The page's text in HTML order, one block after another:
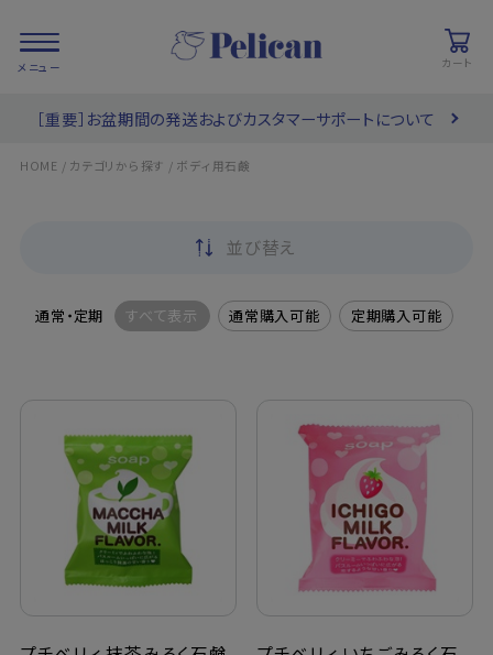
カート
PRODUCTS/ 商品を探す
定期購入
［重要］お盆期間の発送およびカスタマーサポートについて
HOME / カテゴリから探す / ボディ用石鹸
並び替え
通常・定期 すべて表示 通常購入可能 定期購入可能